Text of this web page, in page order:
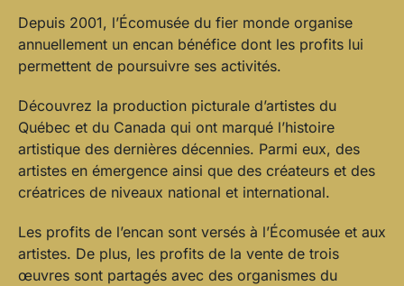
Depuis 2001, l’Écomusée du fier monde organise
annuellement un encan bénéfice dont les profits lui
permettent de poursuivre ses activités.
Découvrez la production picturale d’artistes du
Québec et du Canada qui ont marqué l’histoire
artistique des dernières décennies. Parmi eux, des
artistes en émergence ainsi que des créateurs et des
créatrices de niveaux national et international.
Les profits de l’encan sont versés à l’Écomusée et aux
artistes. De plus, les profits de la vente de trois
œuvres sont partagés avec des organismes du